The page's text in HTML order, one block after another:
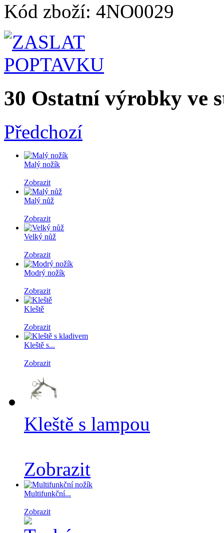
Kód zboží: 4NO0029
30 Ostatní výrobky ve
Předchozí
Malý nožík
Zobrazit
Malý nůž
Zobrazit
Velký nůž
Zobrazit
Modrý nožík
Zobrazit
Kleště
Zobrazit
Kleště s...
Zobrazit
Kleště s lampou
Zobrazit
Multifunkční...
Zobrazit